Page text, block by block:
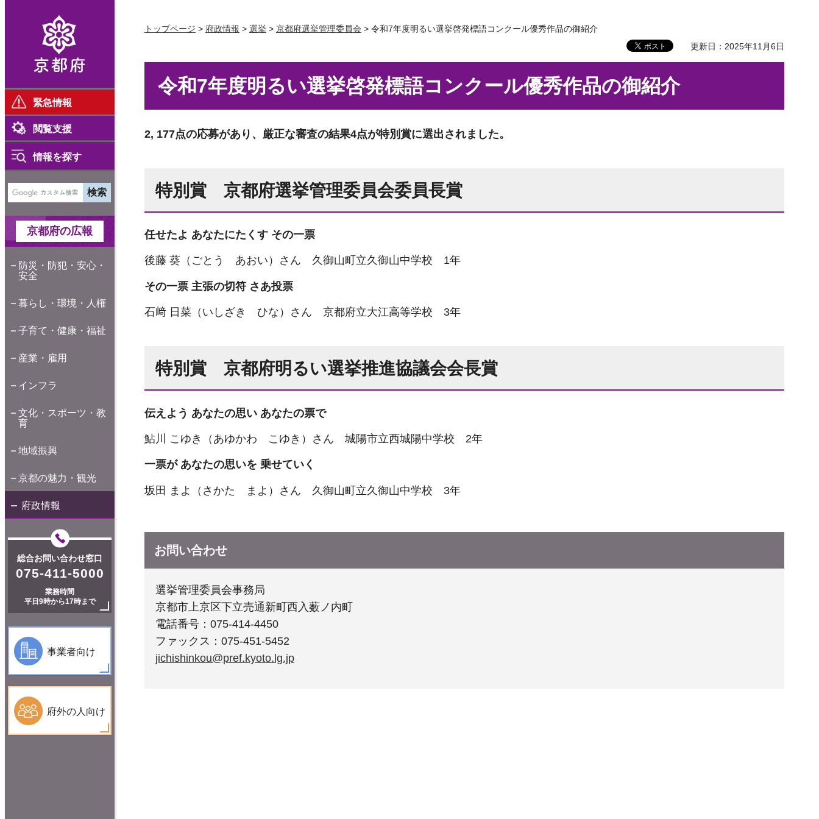
緊急情報
閲覧支援
情報を探す
京都府の広報
防災・防犯・安心・
安全
暮らし・環境・人権
子育て・健康・福祉
産業・雇用
インフラ
文化・スポーツ・教
育
地域振興
京都の魅力・観光
府政情報
総合お問い合わせ窓口
075-411-5000
業務時間
平日9時から17時まで
事業者向け
府外の人向け
トップページ > 府政情報 > 選挙 > 京都府選挙管理委員会 > 令和7年度明るい選挙啓発標語コンクール優秀作品の御紹介
更新日：2025年11月6日
令和7年度明るい選挙啓発標語コンクール優秀作品の御紹介
2, 177点の応募があり、厳正な審査の結果4点が特別賞に選出されました。
特別賞 京都府選挙管理委員会委員長賞
任せたよ あなたにたくす その一票
後藤 葵（ごとう あおい）さん 久御山町立久御山中学校 1年
その一票 主張の切符 さあ投票
石﨑 日菜（いしざき ひな）さん 京都府立大江高等学校 3年
特別賞 京都府明るい選挙推進協議会会長賞
伝えよう あなたの思い あなたの票で
鮎川 こゆき（あゆかわ こゆき）さん 城陽市立西城陽中学校 2年
一票が あなたの思いを 乗せていく
坂田 まよ（さかた まよ）さん 久御山町立久御山中学校 3年
お問い合わせ
選挙管理委員会事務局
京都市上京区下立売通新町西入薮ノ内町
電話番号：075-414-4450
ファックス：075-451-5452
jichishinkou@pref.kyoto.lg.jp